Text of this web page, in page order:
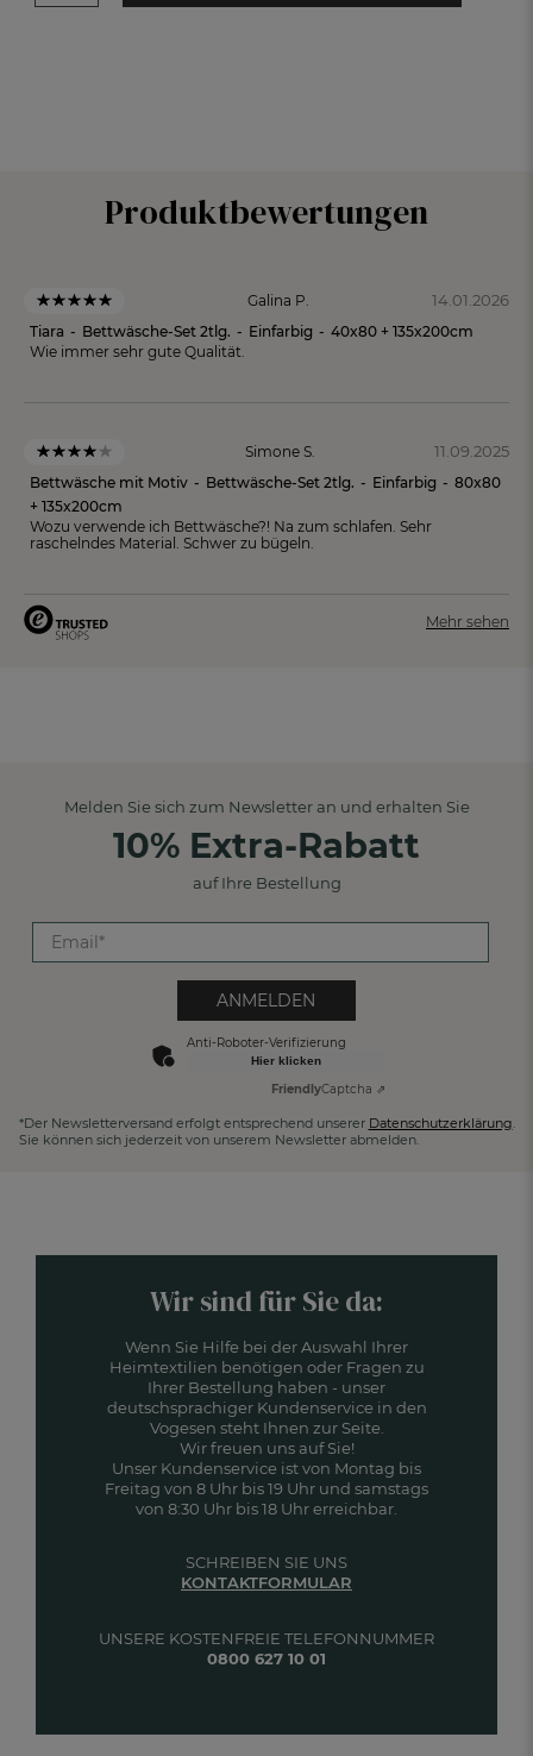
Produktbewertungen
Galina P. 14.01.2026
Tiara - Bettwäsche-Set 2tlg. - Einfarbig - 40x80 + 135x200cm
Wie immer sehr gute Qualität.
Simone S. 11.09.2025
Bettwäsche mit Motiv - Bettwäsche-Set 2tlg. - Einfarbig - 80x80
+ 135x200cm
Wozu verwende ich Bettwäsche?! Na zum schlafen. Sehr
raschelndes Material. Schwer zu bügeln.
Mehr sehen
Melden Sie sich zum Newsletter an und erhalten Sie
10% Extra-Rabatt
auf Ihre Bestellung
ANMELDEN
Anti-Roboter-Verifizierung
Hier klicken
FriendlyCaptcha ⇗
*Der Newsletterversand erfolgt entsprechend unserer Datenschutzerklärung.
Sie können sich jederzeit von unserem Newsletter abmelden.
Wir sind für Sie da:
Wenn Sie Hilfe bei der Auswahl Ihrer
Heimtextilien benötigen oder Fragen zu
Ihrer Bestellung haben - unser
deutschsprachiger Kundenservice in den
Vogesen steht Ihnen zur Seite.
Wir freuen uns auf Sie!
Unser Kundenservice ist von Montag bis
Freitag von 8 Uhr bis 19 Uhr und samstags
von 8:30 Uhr bis 18 Uhr erreichbar.
UNSERE KOSTENFREIE TELEFONNUMMER
0800 627 10 01
SCHREIBEN SIE UNS
KONTAKTFORMULAR